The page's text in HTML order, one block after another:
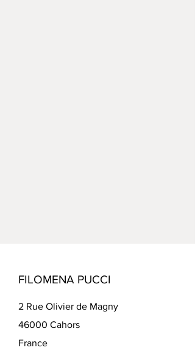
FILOMENA PUCCI
2 Rue Olivier de Magny
46000 Cahors
France